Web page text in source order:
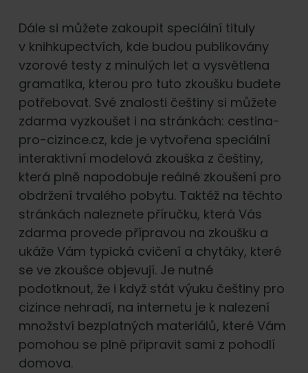
Dále si můžete zakoupit speciální tituly
v knihkupectvích, kde budou publikovány
vzorové testy z minulých let a vysvětlena
gramatika, kterou pro tuto zkoušku budete
potřebovat. Své znalosti češtiny si můžete
zdarma vyzkoušet i na stránkách: cestina-
pro-cizince.cz, kde je vytvořena speciální
interaktivní modelová zkouška z češtiny,
která plně napodobuje reálné zkoušení pro
obdržení trvalého pobytu. Taktéž na těchto
stránkách naleznete příručku, která Vás
zdarma provede přípravou na zkoušku a
ukáže Vám typická cvičení a chytáky, které
se ve zkoušce objevují. Je nutné
podotknout, že i když stát výuku češtiny pro
cizince nehradí, na internetu je k nalezení
množství bezplatných materiálů, které Vám
pomohou se plně připravit sami z pohodlí
domova.